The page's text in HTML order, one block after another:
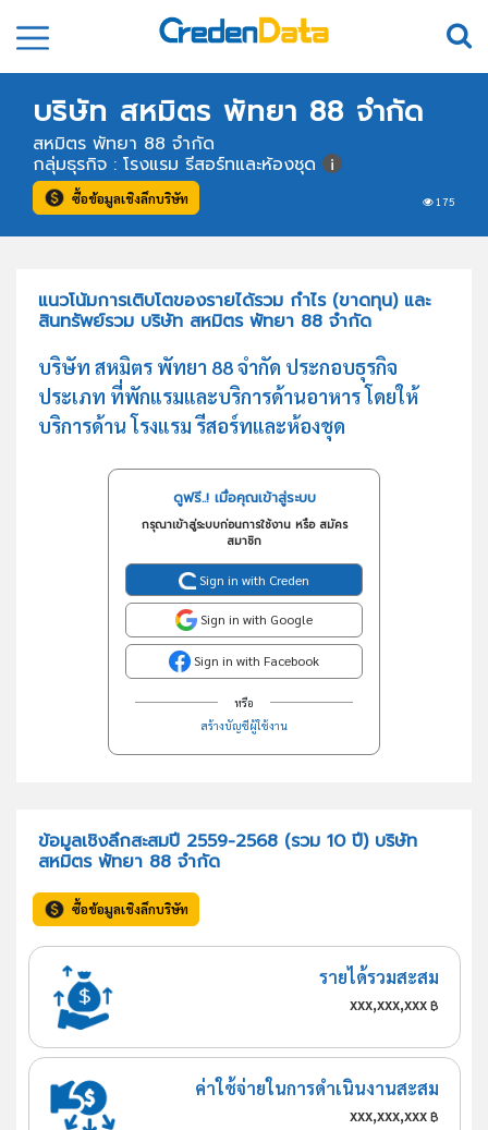
บริษัท สหมิตร พัทยา 88 จำกัด
สหมิตร พัทยา 88 จำกัด
175
กลุ่มธุรกิจ : โรงแรม รีสอร์ทและห้องชุด
ซื้อข้อมูลเชิงลึกบริษัท
แนวโน้มการเติบโตของรายได้รวม กำไร (ขาดทุน) และ
สินทรัพย์รวม บริษัท สหมิตร พัทยา 88 จำกัด
บริษัท สหมิตร พัทยา 88 จำกัด ประกอบธุรกิจ
ประเภท ที่พักแรมและบริการด้านอาหาร โดยให้
บริการด้าน โรงแรม รีสอร์ทและห้องชุด
ดูฟรี..! เมื่อคุณเข้าสู่ระบบ
กรุณาเข้าสู่ระบบก่อนการใช้งาน หรือ สมัคร
สมาชิก
Sign in with Creden
Sign in with Google
Sign in with Facebook
หรือ
สร้างบัญชีผู้ใช้งาน
ข้อมูลเชิงลึกสะสมปี 2559-2568 (รวม 10 ปี) บริษัท
สหมิตร พัทยา 88 จำกัด
ซื้อข้อมูลเชิงลึกบริษัท
รายได้รวมสะสม
xxx,xxx,xxx฿
ค่าใช้จ่ายในการดำเนินงานสะสม
xxx,xxx,xxx฿